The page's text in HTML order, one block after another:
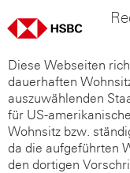
Diese Webseiten
dauerhaften
auszuwählenden
für US-
Wohnsitz bzw.
da die aufgeführten
den dortigen